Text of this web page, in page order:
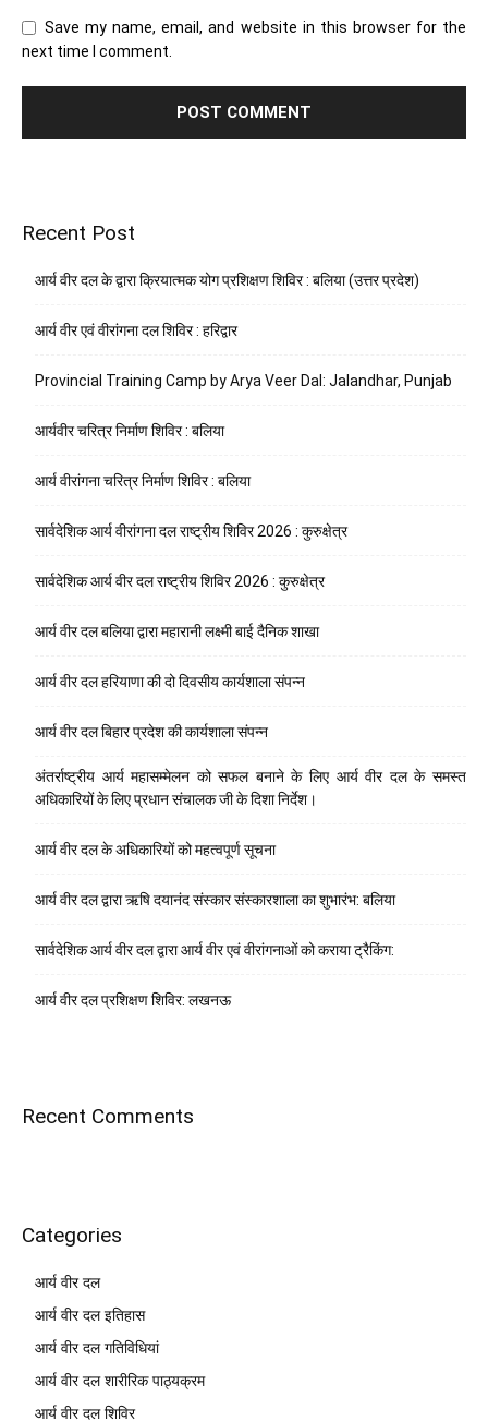
Save my name, email, and website in this browser for the
next time I comment.
Recent Post
आर्य वीर दल के द्वारा क्रियात्मक योग प्रशिक्षण शिविर : बलिया (उत्तर प्रदेश)
आर्य वीर एवं वीरांगना दल शिविर : हरिद्वार
Provincial Training Camp by Arya Veer Dal: Jalandhar, Punjab
आर्यवीर चरित्र निर्माण शिविर : बलिया
आर्य वीरांगना चरित्र निर्माण शिविर : बलिया
सार्वदेशिक आर्य वीरांगना दल राष्ट्रीय शिविर 2026 : कुरुक्षेत्र
सार्वदेशिक आर्य वीर दल राष्ट्रीय शिविर 2026 : कुरुक्षेत्र
आर्य वीर दल बलिया द्वारा महारानी लक्ष्मी बाई दैनिक शाखा
आर्य वीर दल हरियाणा की दो दिवसीय कार्यशाला संपन्न
आर्य वीर दल बिहार प्रदेश की कार्यशाला संपन्न
अंतर्राष्ट्रीय आर्य महासम्मेलन को सफल बनाने के लिए आर्य वीर दल के समस्त
अधिकारियों के लिए प्रधान संचालक जी के दिशा निर्देश।
आर्य वीर दल के अधिकारियों को महत्वपूर्ण सूचना
आर्य वीर दल द्वारा ऋषि दयानंद संस्कार संस्कारशाला का शुभारंभ: बलिया
सार्वदेशिक आर्य वीर दल द्वारा आर्य वीर एवं वीरांगनाओं को कराया ट्रैकिंग:
आर्य वीर दल प्रशिक्षण शिविर: लखनऊ
Recent Comments
Categories
आर्य वीर दल
आर्य वीर दल इतिहास
आर्य वीर दल गतिविधियां
आर्य वीर दल शारीरिक पाठ्यक्रम
आर्य वीर दल शिविर